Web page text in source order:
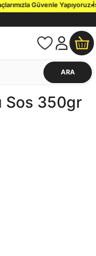
Güvenle Yapıyoruz.
ARA
Sos 350gr